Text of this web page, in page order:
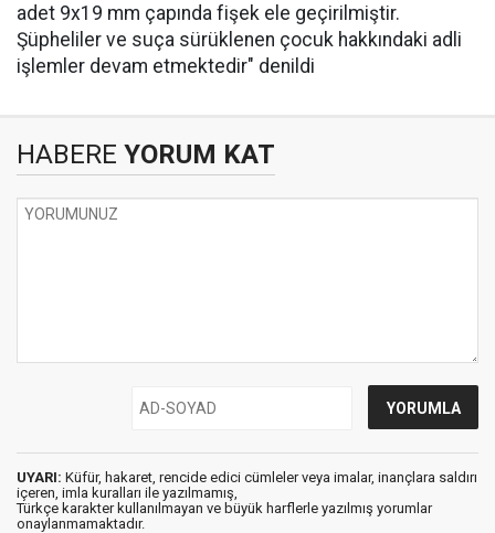
adet 9x19 mm çapında fişek ele geçirilmiştir.
Şüpheliler ve suça sürüklenen çocuk hakkındaki adli
işlemler devam etmektedir" denildi
HABERE YORUM KAT
UYARI: Küfür, hakaret, rencide edici cümleler veya imalar, inançlara saldırı
içeren, imla kuralları ile yazılmamış,
Türkçe karakter kullanılmayan ve büyük harflerle yazılmış yorumlar
onaylanmamaktadır.